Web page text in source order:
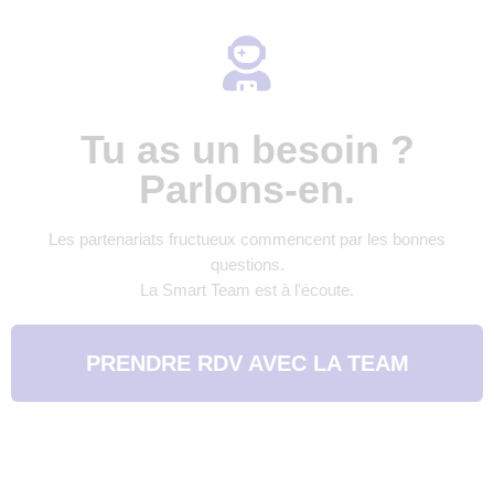
Tu as un besoin ?
Parlons-en.
Les partenariats fructueux commencent par les bonnes
questions.
La Smart Team est à l'écoute.
PRENDRE RDV AVEC LA TEAM